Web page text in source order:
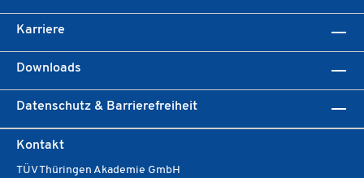
Karriere
Downloads
Datenschutz & Barrierefreiheit
Kontakt
TÜV Thüringen Akademie GmbH